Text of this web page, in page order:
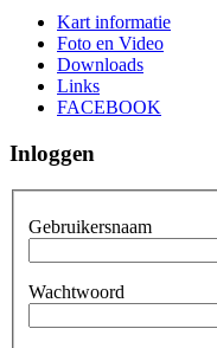
Kart informatie
Foto en Video
Downloads
Links
FACEBOOK
Inloggen
Gebruikersnaam
Wachtwoord